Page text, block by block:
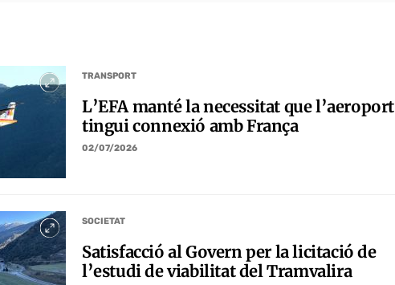
TRANSPORT
L’EFA manté la necessitat que l’aeroport
tingui connexió amb França
02/07/2026
SOCIETAT
Satisfacció al Govern per la licitació de
l’estudi de viabilitat del Tramvalira